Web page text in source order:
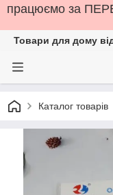
працюємо за
Товари для дому
Каталог товарів